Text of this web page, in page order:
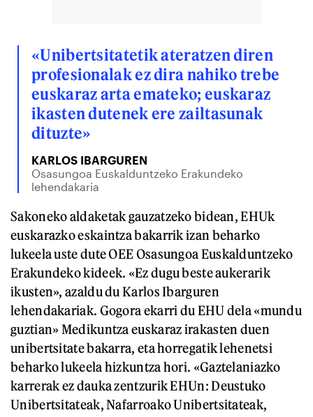
«Unibertsitatetik ateratzen diren
profesionalak ez dira nahiko trebe
euskaraz arta emateko; euskaraz
ikasten dutenek ere zailtasunak
dituzte»
KARLOS IBARGUREN
Osasungoa Euskalduntzeko Erakundeko
lehendakaria
Sakoneko aldaketak gauzatzeko bidean, EHUk
euskarazko eskaintza bakarrik izan beharko
lukeela uste dute OEE Osasungoa Euskalduntzeko
Erakundeko kideek. «Ez dugu beste aukerarik
ikusten», azaldu du Karlos Ibarguren
lehendakariak. Gogora ekarri du EHU dela «mundu
guztian» Medikuntza euskaraz irakasten duen
unibertsitate bakarra, eta horregatik lehenetsi
beharko lukeela hizkuntza hori. «Gaztelaniazko
karrerak ez dauka zentzurik EHUn: Deustuko
Unibertsitateak, Nafarroako Unibertsitateak,